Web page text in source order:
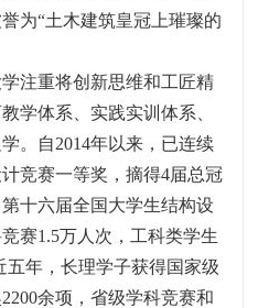
为“土木建筑皇冠上璀璨的
注重将创新思维和工匠精
学体系、实践实训体系、
。自2014年以来，已连续
竞赛一等奖，摘得4届总冠
十六届全国大学生结构设
赛1.5万人次，工科类学生
五年，长理学子获得国家级
2200余项，省级学科竞赛和